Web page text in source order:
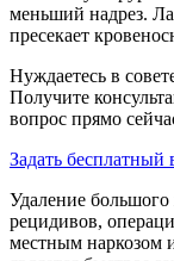
меньший надрез.
пресекает
Нуждаетесь в
Получите
вопрос прямо
Задать бесплатный
Удаление большого
рецидивов,
местным наркозом